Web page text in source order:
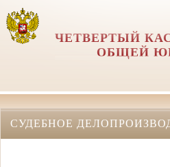
ЧЕТВЕРТЫЙ
ОБЩЕЙ
СУДЕБНОЕ